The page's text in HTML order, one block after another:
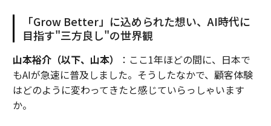
「Grow Better」に込められた想い、AI時代に
目指す"三方良し"の世界観
山本裕介（以下、山本）
：ここ1年ほどの間に、日本で
もAIが急速に普及しました。そうしたなかで、顧客体験
はどのように変わってきたと感じていらっしゃいます
か。